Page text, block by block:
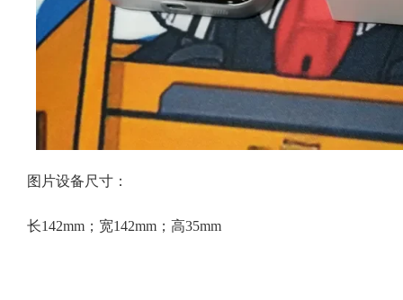
图片设备尺寸：
长142mm；宽142mm；高35mm